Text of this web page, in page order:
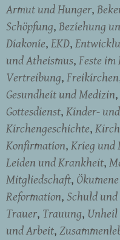
Armut und Hunger
Schöpfung Beziehung
Diakonie EKD
und Atheismus Feste
Vertreibung Freikirchen
Gesundheit und Medizin
Gottesdienst Kinder-
Kirchengeschichte
Konfirmation Krieg und
Leiden und Krankheit
Mitgliedschaft
Reformation Schuld
Trauer Trauung
und Arbeit